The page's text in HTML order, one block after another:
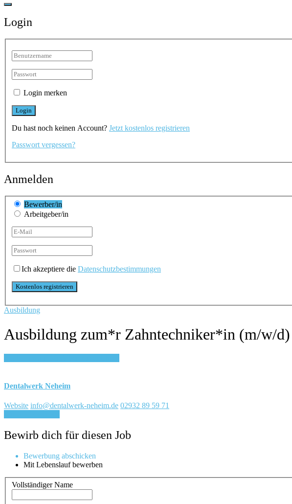
Login
Login merken
Du hast noch keinen Account? Jetzt kostenlos registrieren
Passwort vergessen?
Anmelden
Bewerber/in
Arbeitgeber/in
Ich akzeptiere die Datenschutzbestimmungen
Ausbildung
Ausbildung zum*r Zahntechniker*in (m/w/
Dentalwerk Neheim
Website info@dentalwerk-neheim.de 02932 89 59 71
Bewirb dich für diesen Job
Bewerbung abschicken
Mit Lebenslauf bewerben
Vollständiger Name